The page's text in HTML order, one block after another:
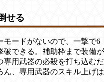
せる
モードがないので、一撃で6
破できる。補助枠まで装備が
専用武器の必殺を打ち込むだ
ん、専用武器のスキル上げは